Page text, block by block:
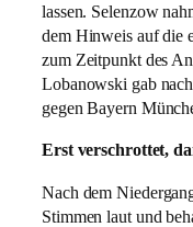
lassen. Selenzow
dem Hinweis auf die
zum Zeitpunkt des
Lobanowski gab
gegen Bayern
Erst verschrottet,
Nach dem
Stimmen laut und